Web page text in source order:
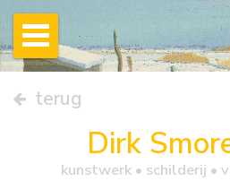
terug
Dirk
kunstwerk • schilderij •